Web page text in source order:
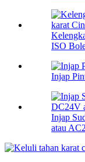
ISO
Injap
Injap
atau